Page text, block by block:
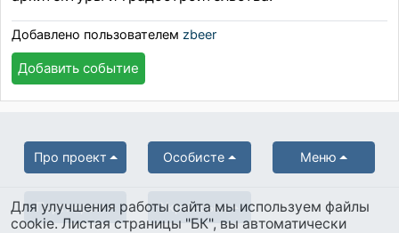
Добавлено пользователем zbeer
Добавить событие
Про проект Особисте Меню
Партнерам Українська
Для улучшения работы сайта мы используем файлы
cookie. Листая страницы "БК", вы автоматически